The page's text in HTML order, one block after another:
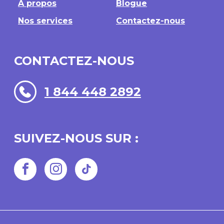
À propos
Blogue
Nos services
Contactez-nous
CONTACTEZ-NOUS
1 844 448 2892
SUIVEZ-NOUS SUR :
Facebook Instagram TikTok